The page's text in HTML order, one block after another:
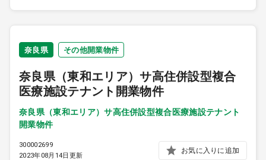
奈良県 その他開業物件
奈良県（東和エリア）サ高住併設型複合
医療施設テナント開業物件
奈良県（東和エリア）サ高住併設型複合医療施設テナント
開業物件
300002699
2023年08月14日更新
お気に入りに追加